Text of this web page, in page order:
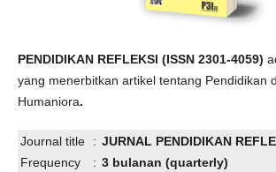
PENDIDIKAN REFLEKSI (ISSN 2301-4059)
yang menerbitkan artikel tentang Pendidikan
Humaniora.
Journal title : JURNAL PENDIDIKAN
Frequency
: 3 bulanan (quarterly)